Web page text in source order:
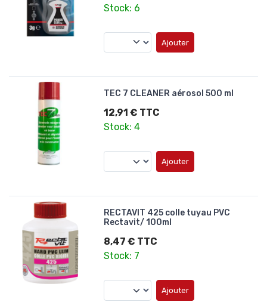
Stock: 6
Ajouter
TEC 7 CLEANER aérosol 500 ml
12,91 € TTC
Stock: 4
Ajouter
RECTAVIT 425 colle tuyau PVC
Rectavit/ 100ml
8,47 € TTC
Stock: 7
Ajouter